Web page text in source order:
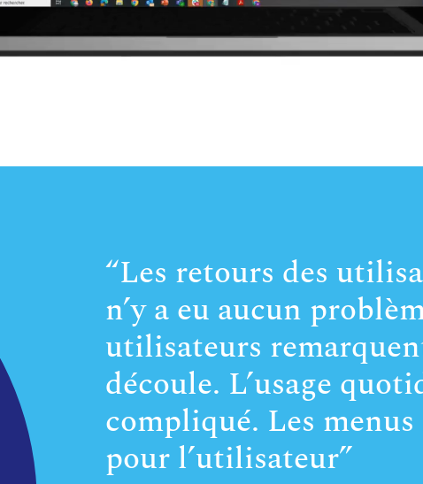
“Les retours des
n’y a eu aucun
utilisateurs
découle. L’usage
compliqué. Les
pour l’utilisateur”